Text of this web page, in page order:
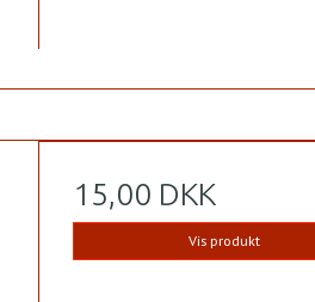
15,00 DKK
Vis produkt